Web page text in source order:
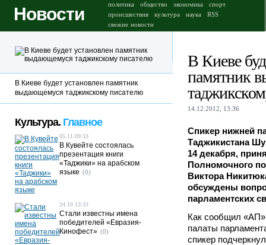
Новости политика общество экономика
спорт
происшествия
культура наука
RSS
свежие новости
В Киеве
памятник
14.12.2012, 13:36
Спикер нижней
Таджикистана
14 декабря,
Полномочного
Виктора
обсуждены
парламентских
Как сообщил «АП»
палаты
спикер
В Киеве будет установлен памятник
выдающемуся таджикскому писателю
Культура. Главное
05.11 09:33
В Кувейте состоялась
презентация книги
«Таджики» на арабском
языке (0)
24.10 13:33
Стали известны имена
победителей «Евразия-
Кинофест» (0)